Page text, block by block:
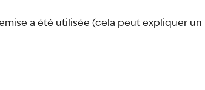
a été utilisée (cela peut expliquer un